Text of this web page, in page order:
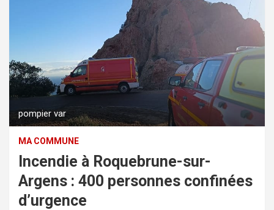
pompier var
MA COMMUNE
Incendie à Roquebrune-sur-
Argens : 400 personnes confinées
d’urgence